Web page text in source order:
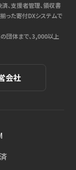
、支援者管理、領収書
った寄付DXシステムで
団体まで、3,000以上
会社